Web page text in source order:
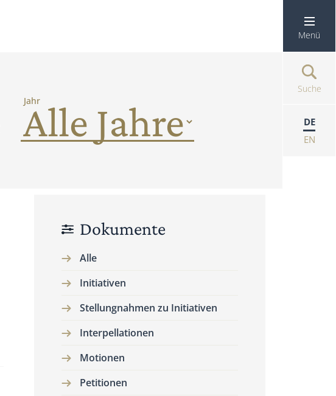
Menü
Suche
DE
EN
Jahr
Dokumente
Alle
Initiativen
Stellungnahmen zu Initiativen
Interpellationen
Motionen
Petitionen